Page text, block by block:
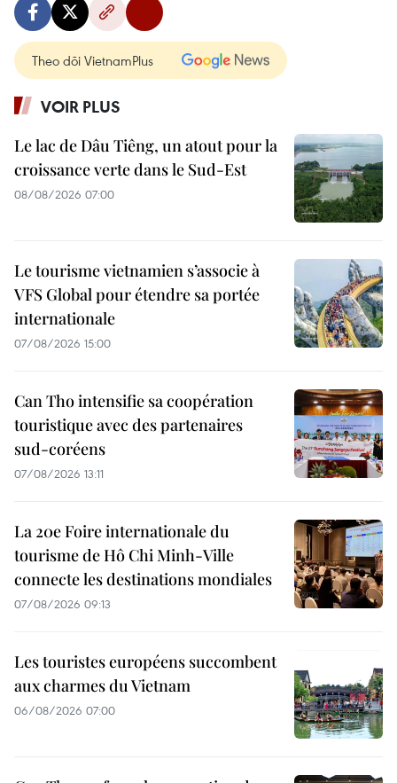
Theo dõi VietnamPlus
VOIR PLUS
Le lac de Dâu Tiêng, un atout pour la
croissance verte dans le Sud-Est
08/08/2026 07:00
Le tourisme vietnamien s’associe à
VFS Global pour étendre sa portée
internationale
07/08/2026 15:00
Can Tho intensifie sa coopération
touristique avec des partenaires
sud-coréens
07/08/2026 13:11
La 20e Foire internationale du
tourisme de Hô Chi Minh-Ville
connecte les destinations mondiales
07/08/2026 09:13
Les touristes européens succombent
aux charmes du Vietnam
06/08/2026 07:00